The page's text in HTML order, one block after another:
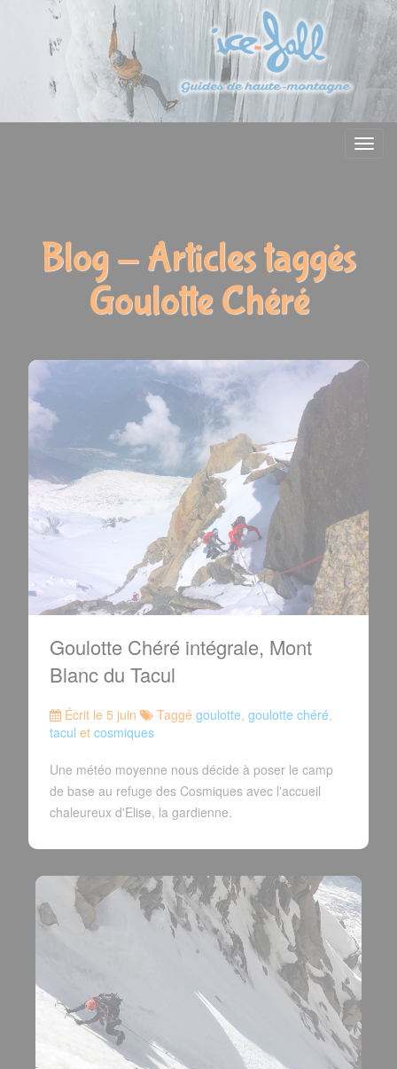
Menu
Blog - Articles taggés
Goulotte Chéré
Goulotte Chéré intégrale, Mont
Blanc du Tacul
Écrit le 5 juin Taggé goulotte, goulotte chéré,
tacul et cosmiques
Une météo moyenne nous décide à poser le camp
de base au refuge des Cosmiques avec l'accueil
chaleureux d'Elise, la gardienne.